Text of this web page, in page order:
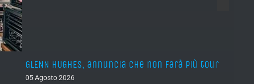
GLENN HUGHES, annuncia che non farà più tour
05 Agosto 2026